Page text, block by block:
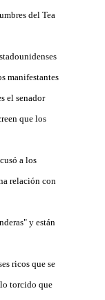
del Tea
manifestantes
el senador
que los
a los
relación con
y están
ricos que se
torcido que